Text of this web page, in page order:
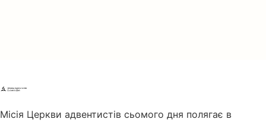
Місія Церкви адвентистів сьомого дня полягає в